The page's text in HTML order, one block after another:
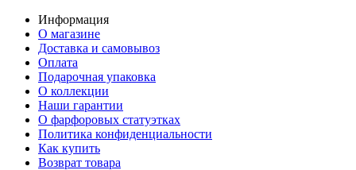
Информация
О магазине
Доставка и самовывоз
Оплата
Подарочная упаковка
О коллекции
Наши гарантии
О фарфоровых статуэтках
Политика конфиденциальности
Как купить
Возврат товара